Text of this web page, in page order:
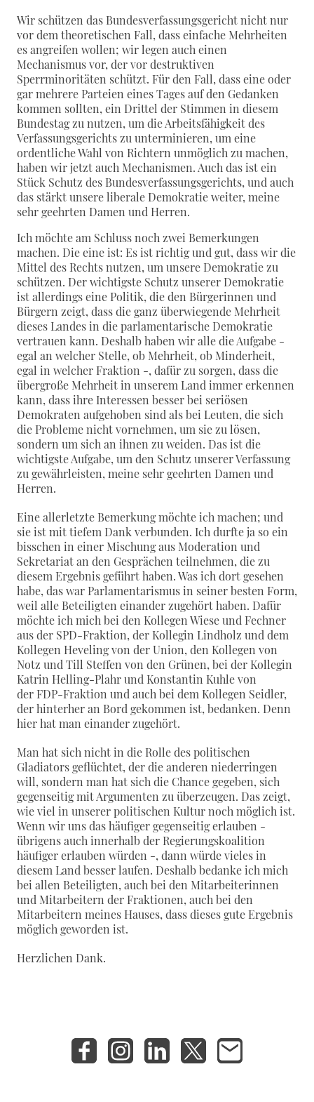
Wir schützen das Bundesverfassungsgericht nicht nur
vor dem theoretischen Fall, dass einfache Mehrheiten
es angreifen wollen; wir legen auch einen
Mechanismus vor, der vor destruktiven
Sperrminoritäten schützt. Für den Fall, dass eine oder
gar mehrere Parteien eines Tages auf den Gedanken
kommen sollten, ein Drittel der Stimmen in diesem
Bundestag zu nutzen, um die Arbeitsfähigkeit des
Verfassungsgerichts zu unterminieren, um eine
ordentliche Wahl von Richtern unmöglich zu machen,
haben wir jetzt auch Mechanismen. Auch das ist ein
Stück Schutz des Bundesverfassungsgerichts, und auch
das stärkt unsere liberale Demokratie weiter, meine
sehr geehrten Damen und Herren.
Ich möchte am Schluss noch zwei Bemerkungen
machen. Die eine ist: Es ist richtig und gut, dass wir die
Mittel des Rechts nutzen, um unsere Demokratie zu
schützen. Der wichtigste Schutz unserer Demokratie
ist allerdings eine Politik, die den Bürgerinnen und
Bürgern zeigt, dass die ganz überwiegende Mehrheit
dieses Landes in die parlamentarische Demokratie
vertrauen kann. Deshalb haben wir alle die Aufgabe -
egal an welcher Stelle, ob Mehrheit, ob Minderheit,
egal in welcher Fraktion -, dafür zu sorgen, dass die
übergroße Mehrheit in unserem Land immer erkennen
kann, dass ihre Interessen besser bei seriösen
Demokraten aufgehoben sind als bei Leuten, die sich
die Probleme nicht vornehmen, um sie zu lösen,
sondern um sich an ihnen zu weiden. Das ist die
wichtigste Aufgabe, um den Schutz unserer Verfassung
zu gewährleisten, meine sehr geehrten Damen und
Herren.
Eine allerletzte Bemerkung möchte ich machen; und
sie ist mit tiefem Dank verbunden. Ich durfte ja so ein
bisschen in einer Mischung aus Moderation und
Sekretariat an den Gesprächen teilnehmen, die zu
diesem Ergebnis geführt haben. Was ich dort gesehen
habe, das war Parlamentarismus in seiner besten Form,
weil alle Beteiligten einander zugehört haben. Dafür
möchte ich mich bei den Kollegen Wiese und Fechner
aus der SPD-Fraktion, der Kollegin Lindholz und dem
Kollegen Heveling von der Union, den Kollegen von
Notz und Till Steffen von den Grünen, bei der Kollegin
Katrin Helling-Plahr und Konstantin Kuhle von
der FDP-Fraktion und auch bei dem Kollegen Seidler,
der hinterher an Bord gekommen ist, bedanken. Denn
hier hat man einander zugehört.
Man hat sich nicht in die Rolle des politischen
Gladiators geflüchtet, der die anderen niederringen
will, sondern man hat sich die Chance gegeben, sich
gegenseitig mit Argumenten zu überzeugen. Das zeigt,
wie viel in unserer politischen Kultur noch möglich ist.
Wenn wir uns das häufiger gegenseitig erlauben -
übrigens auch innerhalb der Regierungskoalition
häufiger erlauben würden -, dann würde vieles in
diesem Land besser laufen. Deshalb bedanke ich mich
bei allen Beteiligten, auch bei den Mitarbeiterinnen
und Mitarbeitern der Fraktionen, auch bei den
Mitarbeitern meines Hauses, dass dieses gute Ergebnis
möglich geworden ist.
Herzlichen Dank.